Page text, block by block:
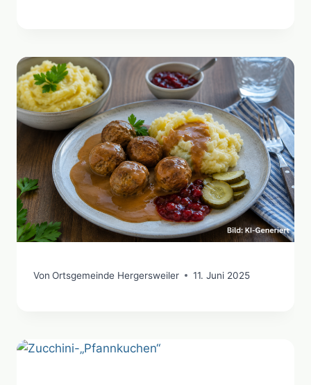
Von Ortsgemeinde Hergersweiler 11. Juni 2025